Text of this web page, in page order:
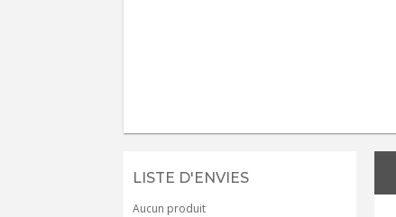
LISTE D'ENVIES
Aucun produit